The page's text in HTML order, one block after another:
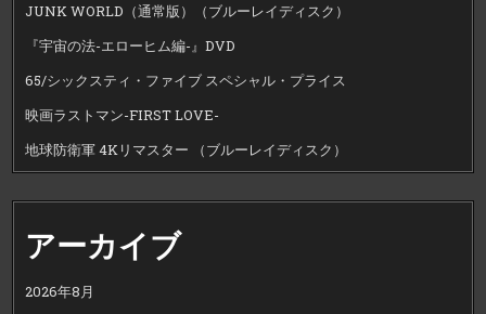
JUNK WORLD（通常版）（ブルーレイディスク）
『宇宙の法-エローヒム編-』DVD
65/シックスティ・ファイブ スペシャル・プライス
映画ラストマン-FIRST LOVE-
地球防衛軍 4Kリマスター （ブルーレイディスク）
アーカイブ
2026年8月